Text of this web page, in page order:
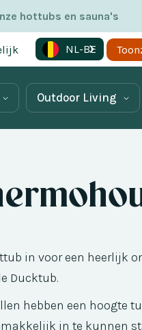
hottubs en sauna's
NL-BE
Outdoor Living
in voor een heerlijk
Ducktub.
hebben een hoogte
in te kunnen